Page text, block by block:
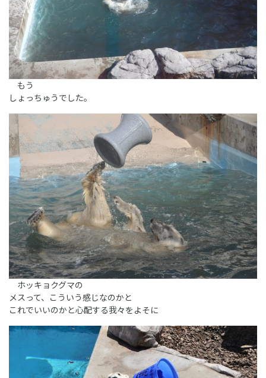
もう
しょっちゅうでした。
ホッキョクグマの
メスって、こういう感じなのかと
これでいいのかと心配する我々をよそに